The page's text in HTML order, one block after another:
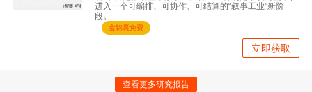
进入一个可编排、可协作、可结算的“叙事工业”新阶
段。
金锦囊免费
立即获取
查看更多研究报告